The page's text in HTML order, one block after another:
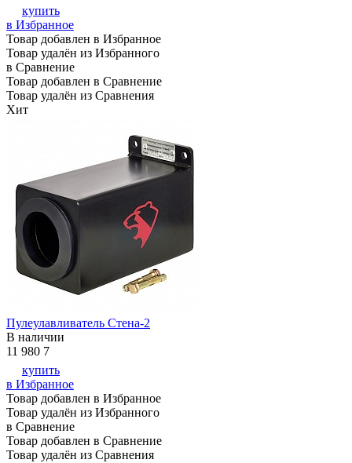
купить
в Избранное
Товар добавлен в Избранное
Товар удалён из Избранного
в Сравнение
Товар добавлен в Сравнение
Товар удалён из Сравнения
Хит
Пулеулавливатель Стена-2
В наличии
11 980 7
купить
в Избранное
Товар добавлен в Избранное
Товар удалён из Избранного
в Сравнение
Товар добавлен в Сравнение
Товар удалён из Сравнения